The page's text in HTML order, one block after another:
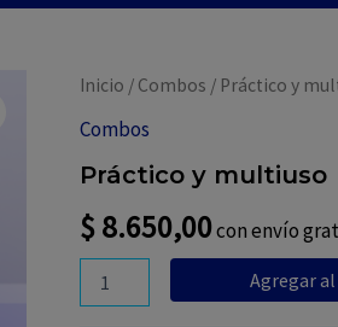
Inicio / Combos / Práctico y
Combos
Práctico y multiuso
$8.650,00con envío
Agregar